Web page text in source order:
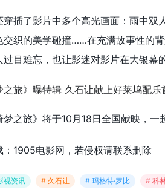
穿插了影片中多个高光画面：雨中双
交织的美学碰撞……在充满故事性的
过目难忘，也让影迷对影片在大银幕
梦之旅》将于10月18日全国献映，一
：1905电影网，若侵权请联系删除
视资讯 # 久石让 # 玛格特·罗比 # 科